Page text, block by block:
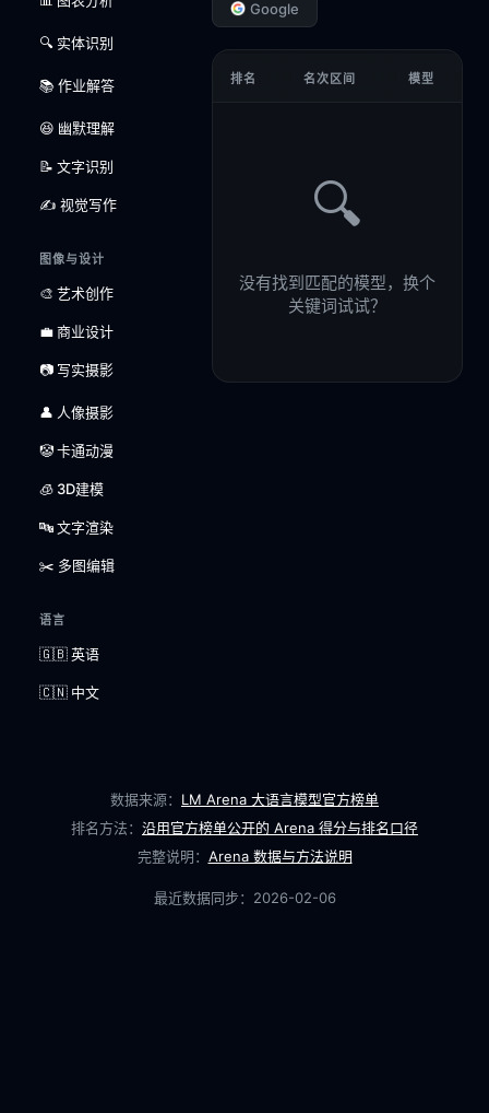
🔍 实体识别
📚 作业解答
😆 幽默理解
📝 文字识别
✍️ 视觉写作
图像与设计
🎨 艺术创作
💼 商业设计
📷 写实摄影
👤 人像摄影
🤡 卡通动漫
🧊 3D建模
🔤 文字渲染
✂️ 多图编辑
语言
🇬🇧 英语
🇨🇳 中文
Google
排名 名次区间 模型
🔍
没有找到匹配的模型，换个
关键词试试？
数据来源： LM Arena 大语言模型官方榜单
排名方法： 沿用官方榜单公开的 Arena 得分与排名口径
完整说明： Arena 数据与方法说明
最近数据同步： 2026-02-06